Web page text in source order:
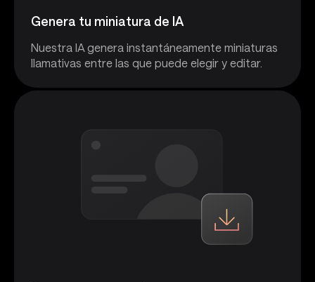
Genera tu miniatura de IA
Nuestra IA genera instantáneamente miniaturas
llamativas entre las que puede elegir y editar.